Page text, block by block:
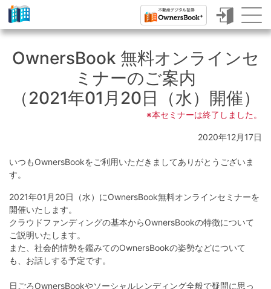
ク
ラ
ド
フ
デ
ィ
ン
グ
で
OwnersBook 無料オンラインセ
ミナーのご案内
（2021年01月20日（水）開催）
※本セミナーは終了しました。
2020年12月17日
いつもOwnersBookをご利用いただきましてありがとうございま
す。
2021年01月20日（水）にOwnersBook無料オンラインセミナーを
開催いたします。
クラウドファンディングの基本からOwnersBookの特徴について
ご説明いたします。
また、社会的情勢を鑑みてのOwnersBookの姿勢などについて
も、お話しする予定です。
日ごろOwnersBookやソーシャルレンディング全般で疑問に思っ